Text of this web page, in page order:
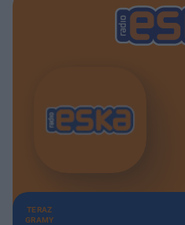
TERAZ
GRAMY